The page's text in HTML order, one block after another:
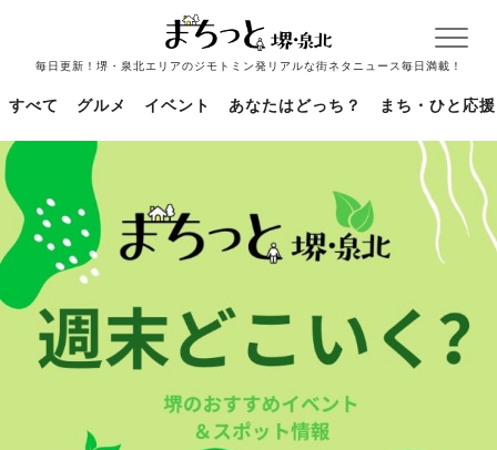
毎日更新！堺・泉北エリアのジモトミン発リアルな街ネタニュース毎日満載！
すべて グルメ イベント あなたはどっち？ まち・ひと応援